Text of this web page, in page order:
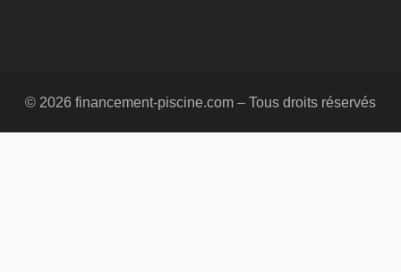
© 2026 financement-piscine.com – Tous droits réservés